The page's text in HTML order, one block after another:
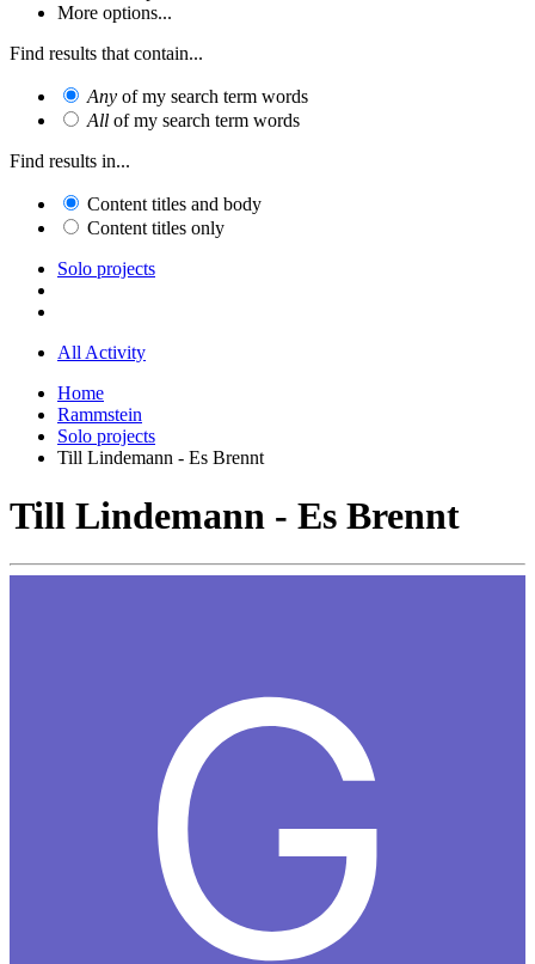
More options...
Find results that contain...
Any of my search term words
All of my search term words
Find results in...
Content titles and body
Content titles only
Solo projects
All Activity
Home
Rammstein
Solo projects
Till Lindemann - Es Brennt
Till Lindemann - Es Brennt